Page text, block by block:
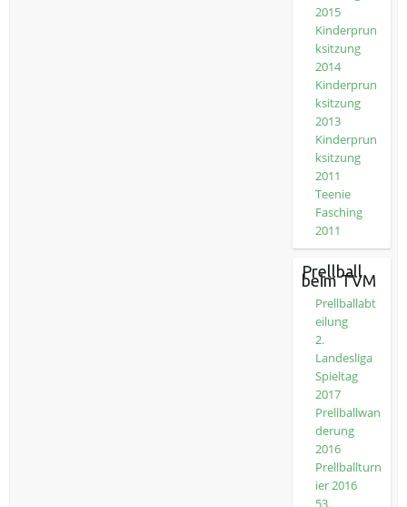
2015
Kinderprun
ksitzung
2014
Kinderprun
ksitzung
2013
Kinderprun
ksitzung
2011
Teenie
Fasching
2011
Prellball
beim TVM
Prellballabt
eilung
2.
Landesliga
Spieltag
2017
Prellballwan
derung
2016
Prellballturn
ier 2016
53.